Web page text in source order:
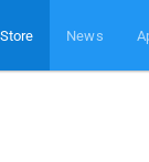
News